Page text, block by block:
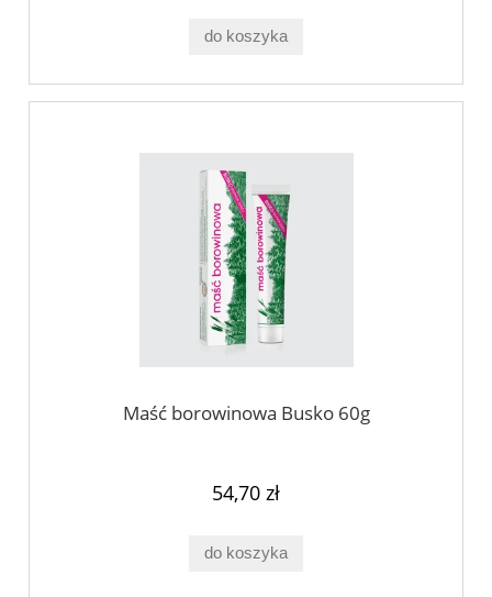
do koszyka
Maść borowinowa Busko 60g
54,70 zł
do koszyka